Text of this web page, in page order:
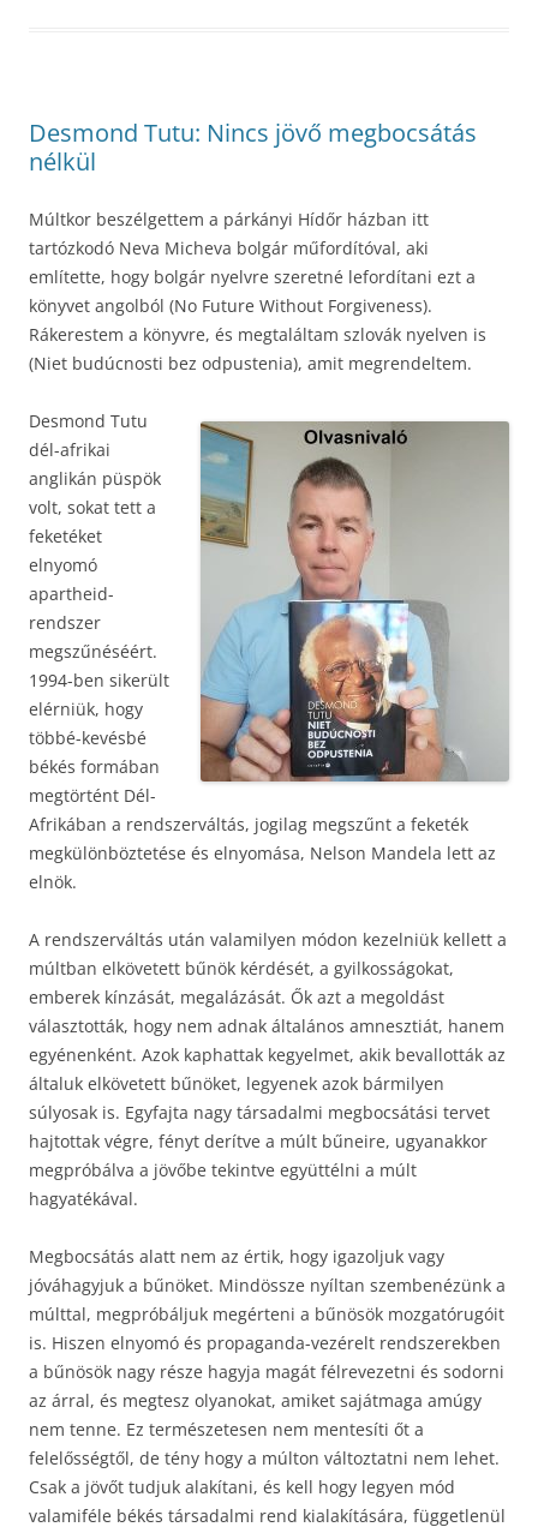
Desmond Tutu: Nincs jövő megbocsátás
nélkül
Múltkor beszélgettem a párkányi Hídőr házban itt
tartózkodó Neva Micheva bolgár műfordítóval, aki
említette, hogy bolgár nyelvre szeretné lefordítani ezt a
könyvet angolból (No Future Without Forgiveness).
Rákerestem a könyvre, és megtaláltam szlovák nyelven is
(Niet budúcnosti bez odpustenia), amit megrendeltem.
Desmond Tutu
dél-afrikai
anglikán püspök
volt, sokat tett a
feketéket
elnyomó
apartheid-
rendszer
megszűnéséért.
1994-ben sikerült
elérniük, hogy
többé-kevésbé
békés formában
megtörtént Dél-
Afrikában a rendszerváltás, jogilag megszűnt a feketék
megkülönböztetése és elnyomása, Nelson Mandela lett az
elnök.
A rendszerváltás után valamilyen módon kezelniük kellett a
múltban elkövetett bűnök kérdését, a gyilkosságokat,
emberek kínzását, megalázását. Ők azt a megoldást
választották, hogy nem adnak általános amnesztiát, hanem
egyénenként. Azok kaphattak kegyelmet, akik bevallották az
általuk elkövetett bűnöket, legyenek azok bármilyen
súlyosak is. Egyfajta nagy társadalmi megbocsátási tervet
hajtottak végre, fényt derítve a múlt bűneire, ugyanakkor
megpróbálva a jövőbe tekintve együttélni a múlt
hagyatékával.
Megbocsátás alatt nem az értik, hogy igazoljuk vagy
jóváhagyjuk a bűnöket. Mindössze nyíltan szembenézünk a
múlttal, megpróbáljuk megérteni a bűnösök mozgatórugóit
is. Hiszen elnyomó és propaganda-vezérelt rendszerekben
a bűnösök nagy része hagyja magát félrevezetni és sodorni
az árral, és megtesz olyanokat, amiket sajátmaga amúgy
nem tenne. Ez természetesen nem mentesíti őt a
felelősségtől, de tény hogy a múlton változtatni nem lehet.
Csak a jövőt tudjuk alakítani, és kell hogy legyen mód
valamiféle békés társadalmi rend kialakítására, függetlenül